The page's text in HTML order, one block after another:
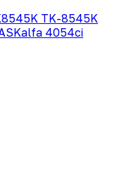
TK-8545K
4054ci